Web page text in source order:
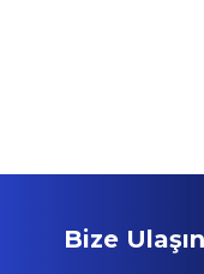
Bize Ulaşın